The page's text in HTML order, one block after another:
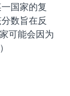
国家的复
数旨在反
可能会因为